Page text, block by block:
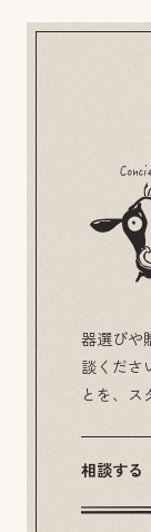
器選びや
談くださ
とを、ス
相談する